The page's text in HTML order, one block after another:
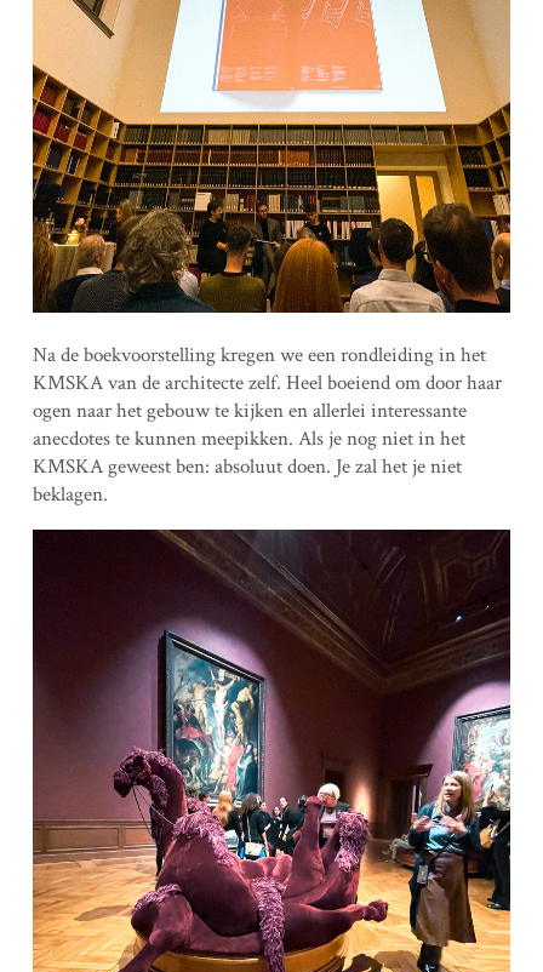
Na de boekvoorstelling kregen we een rondleiding in het
KMSKA van de architecte zelf. Heel boeiend om door haar
ogen naar het gebouw te kijken en allerlei interessante
anecdotes te kunnen meepikken. Als je nog niet in het
KMSKA geweest ben: absoluut doen. Je zal het je niet
beklagen.